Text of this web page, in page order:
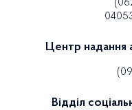
Центр надання
Відділ